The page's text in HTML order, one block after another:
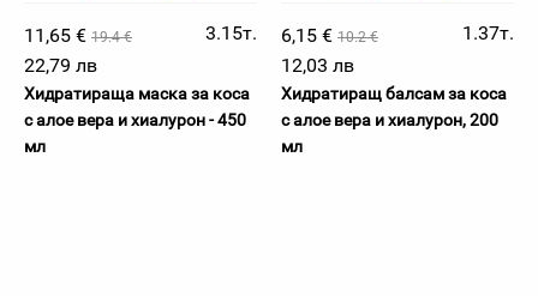
11,65 € 19.4 €
3.15т.
22,79 лв
Хидратираща маска за коса
с алое вера и хиалурон - 450
мл
6,15 € 10.2 €
1.37т.
12,03 лв
Хидратиращ балсам за коса
с алое вера и хиалурон, 200
мл